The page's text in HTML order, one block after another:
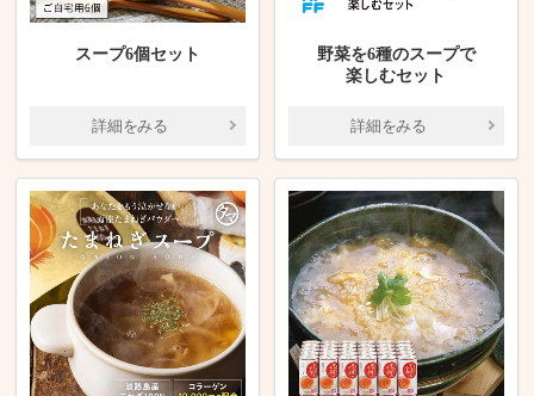
スープ6個セット
詳細をみる
野菜を6種のスープで
楽しむセット
詳細をみる